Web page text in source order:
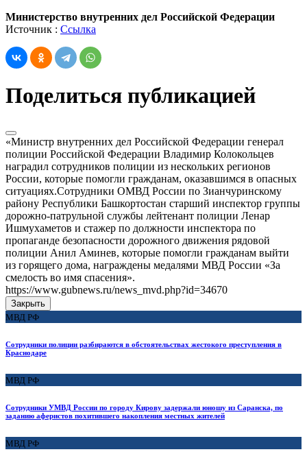
Министерство внутренних дел Российской Федерации
Источник : Ссылка
Поделиться публикацией
«Министр внутренних дел Российской Федерации генерал
полиции Российской Федерации Владимир Колокольцев
наградил сотрудников полиции из нескольких регионов
России, которые помогли гражданам, оказавшимся в опасных
ситуациях.Сотрудники ОМВД России по Зианчуринскому
району Республики Башкортостан старший инспектор группы
дорожно-патрульной службы лейтенант полиции Ленар
Ишмухаметов и стажер по должности инспектора по
пропаганде безопасности дорожного движения рядовой
полиции Анил Аминев, которые помогли гражданам выйти
из горящего дома, награждены медалями МВД России «За
смелость во имя спасения».
https://www.gubnews.ru/news_mvd.php?id=34670
Закрыть
МВД РФ
Сотрудники полиции разбираются в обстоятельствах жестокого преступления в
Краснодаре
МВД РФ
Сотрудники УМВД России по городу Кирову задержали юношу из Саранска, по
заданию аферистов похитившего накопления местных жителей
МВД РФ